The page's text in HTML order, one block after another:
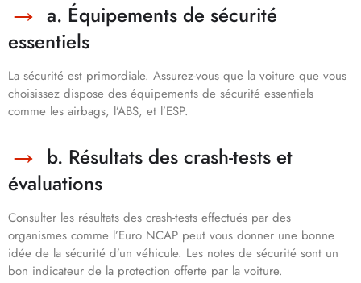
a. Équipements de sécurité
essentiels
La sécurité est primordiale. Assurez-vous que la voiture que vous
choisissez dispose des équipements de sécurité essentiels
comme les airbags, l’ABS, et l’ESP.
b. Résultats des crash-tests et
évaluations
Consulter les résultats des crash-tests effectués par des
organismes comme l’Euro NCAP peut vous donner une bonne
idée de la sécurité d’un véhicule. Les notes de sécurité sont un
bon indicateur de la protection offerte par la voiture.